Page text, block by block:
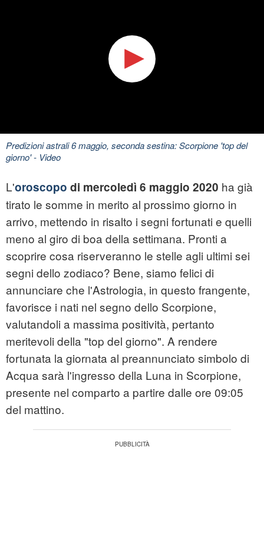
Predizioni astrali 6 maggio, seconda sestina: Scorpione 'top del
giorno'- Video
L'oroscopo di mercoledì 6 maggio 2020 ha già
tirato le somme in merito al prossimo giorno in
arrivo, mettendo in risalto i segni fortunati e quelli
meno al giro di boa della settimana. Pronti a
scoprire cosa riserveranno le stelle agli ultimi sei
segni dello zodiaco? Bene, siamo felici di
annunciare che l'Astrologia, in questo frangente,
favorisce i nati nel segno dello Scorpione,
valutandoli a massima positività, pertanto
meritevoli della "top del giorno". A rendere
fortunata la giornata al preannunciato simbolo di
Acqua sarà l'ingresso della Luna in Scorpione,
presente nel comparto a partire dalle ore 09:05
del mattino.